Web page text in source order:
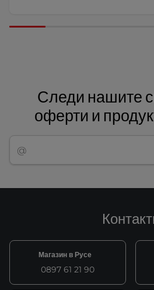
Следи нашите
оферти и
Магазин в Русе
0897 61 21 90